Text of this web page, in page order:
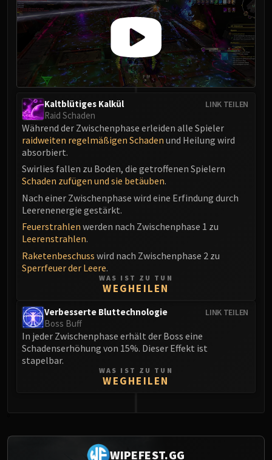
LINK TEILEN
Kaltblütiges Kalkül
Raid Schaden
Während der Zwischenphase erleiden alle Spieler
raidweiten regelmäßigen Schaden und Heilung wird
absorbiert.
Swirlies fallen zu Boden, die getroffenen Spielern
Schaden zufügen und sie betäuben.
Nach einer Zwischenphase wird eine Erfindung durch
Leerenenergie gestärkt.
Feuerstrahlen werden nach Zwischenphase 1 zu
Leerenstrahlen.
Raketenbeschuss wird nach Zwischenphase 2 zu
Sperrfeuer der Leere.
WAS IST ZU TUN
WEGHEILEN
LINK TEILEN
Verbesserte Bluttechnologie
Boss Buff
In jeder Zwischenphase erhält der Boss eine
Schadenserhöhung von 15%. Dieser Effekt ist
stapelbar.
WAS IST ZU TUN
WEGHEILEN
WIPEFEST.GG